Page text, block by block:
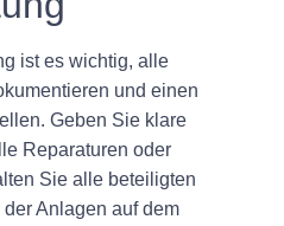
ist es wichtig, alle
und einen
Geben Sie klare
Reparaturen oder
Sie alle beteiligten
Anlagen auf dem